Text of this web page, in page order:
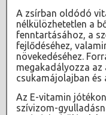
A zsírban oldódó
nélkülözhetetlen a
fenntartásához, a
fejlődéséhez,
növekedéséhez.
megakadályozza
csukamájolajban és
Az E-vitamin
szívizom-